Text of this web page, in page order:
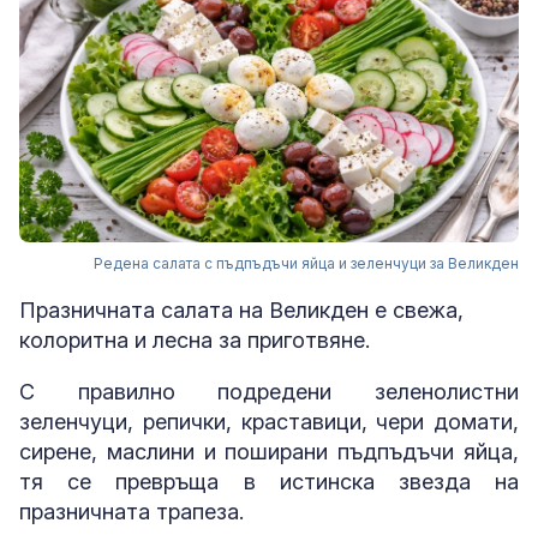
Редена салата с пъдпъдъчи яйца и зеленчуци за Великден
Празничната салата на Великден е свежа,
колоритна и лесна за приготвяне.
С правилно подредени зеленолистни
зеленчуци, репички, краставици, чери домати,
сирене, маслини и поширани пъдпъдъчи яйца,
тя се превръща в истинска звезда на
празничната трапеза.